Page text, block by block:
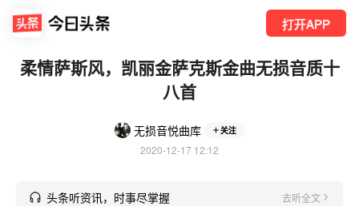
打开APP
柔情萨斯风，凯丽金萨克斯金曲无损音质十
八首
无损音悦曲库 关注
2020-12-17 12:12
头条听资讯，时事尽掌握 去听全文